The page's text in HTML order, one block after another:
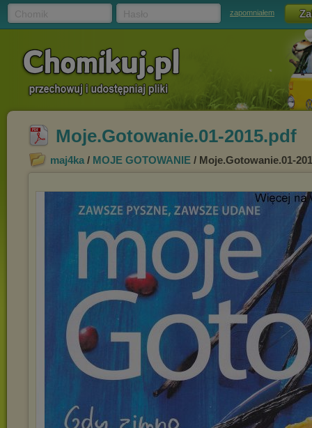
zapomniałem
Moje.Gotowanie.01-2015.pdf
maj4ka / MOJE GOTOWANIE / Moje.Gotowanie.01-